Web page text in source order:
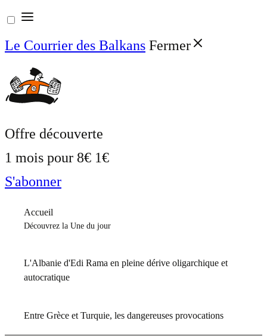
Aller
au
contenu
Le Courrier des Balkans Fermer
Offre découverte
1 mois pour 8€ 1€
S'abonner
Accueil
Découvrez la Une du jour
L'Albanie d'Edi Rama en pleine dérive oligarchique et
autocratique
Entre Grèce et Turquie, les dangereuses provocations